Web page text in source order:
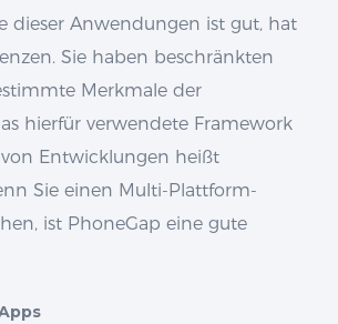
dieser Anwendungen ist gut, hat
Sie haben beschränkten
Merkmale der
hierfür verwendete Framework
Entwicklungen heißt
Sie einen Multi-Plattform-
ist PhoneGap eine gute